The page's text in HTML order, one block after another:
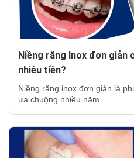
Niềng răng Inox đơn giản
nhiêu tiền?
Niềng răng inox đơn giản là
ưa chuộng nhiều năm…